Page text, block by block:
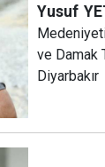
Yusuf
ve Damak
Diyarbakır